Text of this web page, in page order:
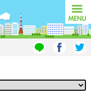
MENU